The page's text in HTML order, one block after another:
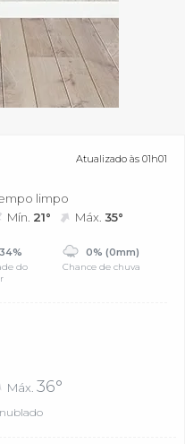
Atualizado às 01h01
limpo
Mín. 21° Máx.35°
34%
do
0% (0mm)
Chance de chuva
Máx. 36°